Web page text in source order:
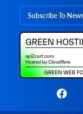
Subscribe To